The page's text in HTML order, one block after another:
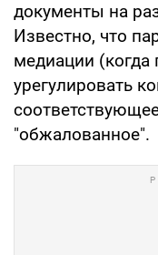
документы на
Известно, что
медиации
урегулировать
"обжалованное".